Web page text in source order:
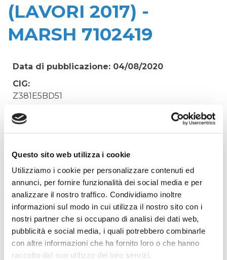
Questo sito web utilizza i cookie
Utilizziamo i cookie per personalizzare contenuti ed
annunci, per fornire funzionalità dei social media e per
analizzare il nostro traffico. Condividiamo inoltre
informazioni sul modo in cui utilizza il nostro sito con i
nostri partner che si occupano di analisi dei dati web,
pubblicità e social media, i quali potrebbero combinarle
con altre informazioni che ha fornito loro o che hanno
raccolto dal suo utilizzo dei loro servizi.
(LAVORI 2017) -
MARSH 7102419
Data di pubblicazione: 04/08/2020
CIG:
Z381E5BD51
Struttura proponente:
'Irisacqua srl P.I./C.F. 01070220312. - Ufficio
Oggetto:
FIDEJUSSIONE COFACE N. 2157309 - COMUNE DI
VILLESSE (LAVORI 2017) - MARSH 7102419
Elenco operatori invitati:
Procedura di scelta:
Affidamento ai sensi del Regolamento Generale
Aziendale per Lavori Servizi e Forniture